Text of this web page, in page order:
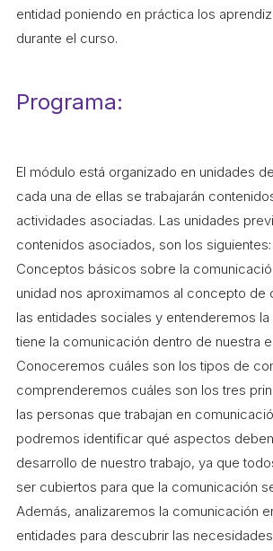
entidad poniendo en práctica los
durante el curso.
Programa:
El módulo está organizado en unidades
cada una de ellas se trabajarán
actividades asociadas. Las unidades
contenidos asociados, son los siguientes:
Conceptos básicos sobre la
unidad nos aproximamos al concepto de
las entidades sociales y entenderemos
tiene la comunicación dentro de nuestra
Conoceremos cuáles son los tipos de
comprenderemos cuáles son los tres
las personas que trabajan en
podremos identificar qué aspectos
desarrollo de nuestro trabajo, ya que
ser cubiertos para que la comunicación
Además, analizaremos la comunicación
entidades para descubrir las